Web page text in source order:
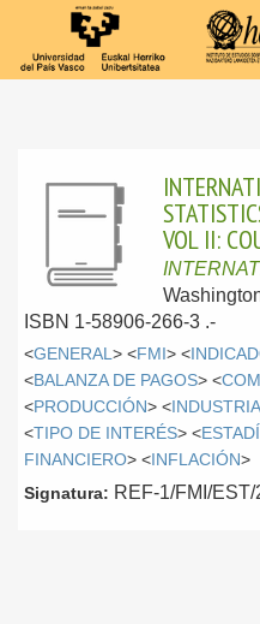
VOL II:
ISBN 1-58906-266-3 .-
<GENERAL > <FMI> <
<BALANZA DE PAGOS> <
<PRODUCCIÓN> <INDUSTRIA
<TIPO DE INTERÉS> <
FINANCIERO> <INFLACIÓN>
Signatura: REF-1/FMI/